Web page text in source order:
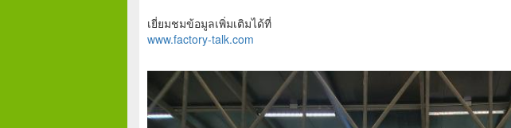
เยี่ยมชมข้อมูลเพิ่มเติมได้ที่
www.factory-talk.com